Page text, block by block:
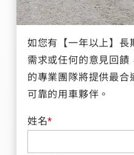
如您有【一年以上】
需求或任何的意見回饋
的專業團隊將提供最合
可靠的用車夥伴。
姓名*